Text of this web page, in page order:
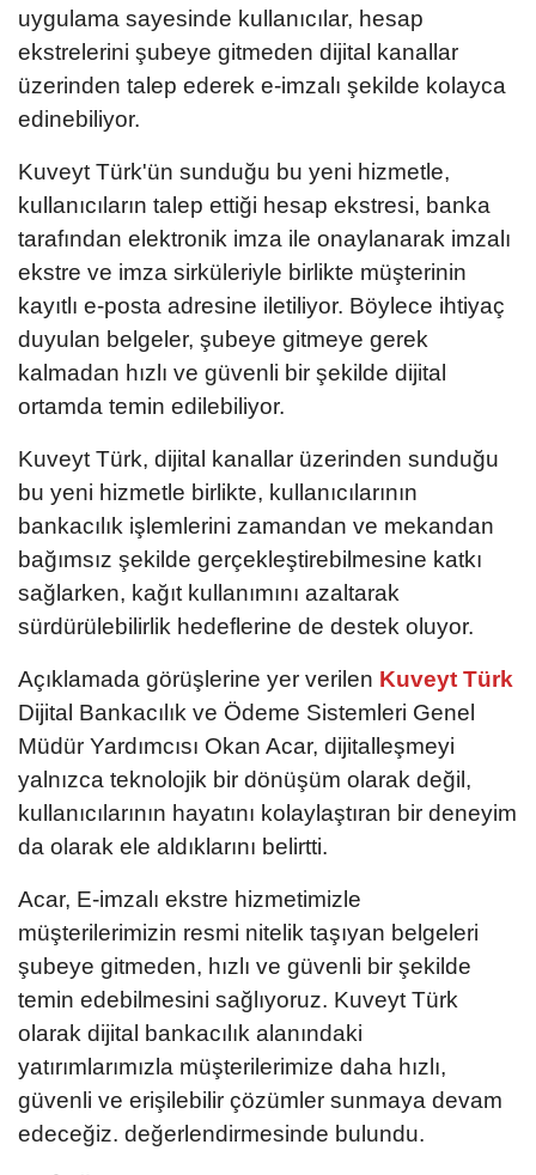
uygulama sayesinde kullanıcılar, hesap
ekstrelerini şubeye gitmeden dijital kanallar
üzerinden talep ederek e-imzalı şekilde kolayca
edinebiliyor.
Kuveyt Türk'ün sunduğu bu yeni hizmetle,
kullanıcıların talep ettiği hesap ekstresi, banka
tarafından elektronik imza ile onaylanarak imzalı
ekstre ve imza sirküleriyle birlikte müşterinin
kayıtlı e-posta adresine iletiliyor. Böylece ihtiyaç
duyulan belgeler, şubeye gitmeye gerek
kalmadan hızlı ve güvenli bir şekilde dijital
ortamda temin edilebiliyor.
Kuveyt Türk, dijital kanallar üzerinden sunduğu
bu yeni hizmetle birlikte, kullanıcılarının
bankacılık işlemlerini zamandan ve mekandan
bağımsız şekilde gerçekleştirebilmesine katkı
sağlarken, kağıt kullanımını azaltarak
sürdürülebilirlik hedeflerine de destek oluyor.
Açıklamada görüşlerine yer verilen Kuveyt Türk
Dijital Bankacılık ve Ödeme Sistemleri Genel
Müdür Yardımcısı Okan Acar, dijitalleşmeyi
yalnızca teknolojik bir dönüşüm olarak değil,
kullanıcılarının hayatını kolaylaştıran bir deneyim
da olarak ele aldıklarını belirtti.
Acar, E-imzalı ekstre hizmetimizle
müşterilerimizin resmi nitelik taşıyan belgeleri
şubeye gitmeden, hızlı ve güvenli bir şekilde
temin edebilmesini sağlıyoruz. Kuveyt Türk
olarak dijital bankacılık alanındaki
yatırımlarımızla müşterilerimize daha hızlı,
güvenli ve erişilebilir çözümler sunmaya devam
edeceğiz. değerlendirmesinde bulundu.